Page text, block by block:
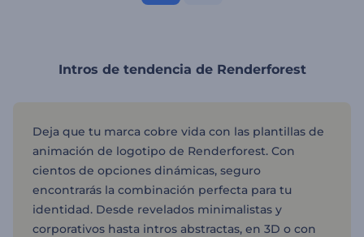
Intros de tendencia de Renderforest
Deja que tu marca cobre vida con las plantillas de
animación de logotipo de Renderforest. Con
cientos de opciones dinámicas, seguro
encontrarás la combinación perfecta para tu
identidad. Desde revelados minimalistas y
corporativos hasta intros abstractas, en 3D o con